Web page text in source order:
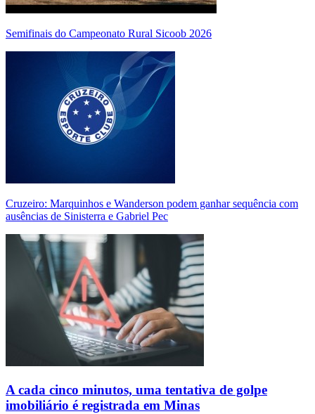
Semifinais do Campeonato Rural Sicoob 2026
Cruzeiro: Marquinhos e Wanderson podem ganhar sequência com
ausências de Sinisterra e Gabriel Pec
A cada cinco minutos, uma tentativa de golpe
imobiliário é registrada em Minas